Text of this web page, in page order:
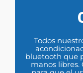
Todos
bluetooth que
manos